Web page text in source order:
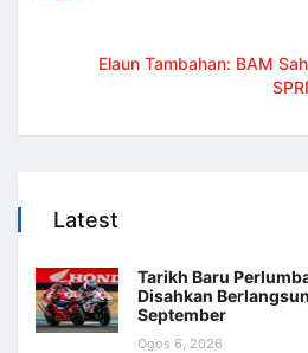
Elaun Tambahan: BAM
Latest
Tarikh Baru
Disahkan
September
Ogos 6, 2026